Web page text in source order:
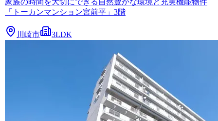
家族の時間を大切にできる自然豊かな環境と充実機能物件
「トーカンマンション宮前平」3階
川崎市 3LDK